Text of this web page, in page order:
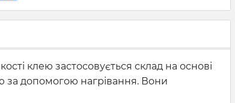
клею застосовується склад на основі
за допомогою нагрівання. Вони